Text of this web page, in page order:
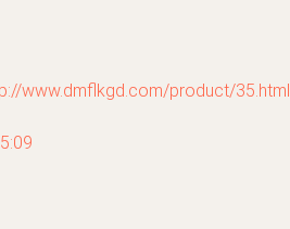
www.dmflkgd.com/product/35.html